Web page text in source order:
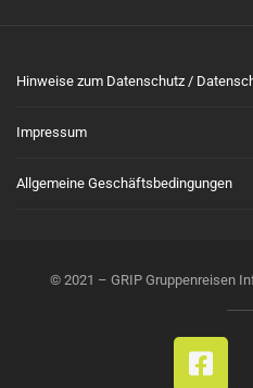
Hinweise zum Datenschutz /
Impressum
Allgemeine Geschäftsbedingungen
© 2021 – GRIP Gruppenreisen